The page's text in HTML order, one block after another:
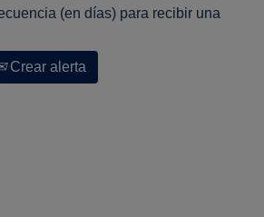
(en días) para recibir una
Crear alerta